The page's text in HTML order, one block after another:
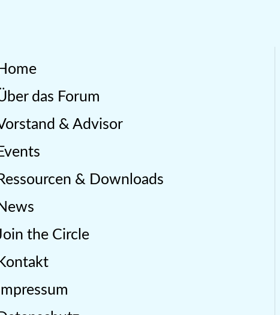
das Forum
& Advisor
& Downloads
the Circle
Impressum